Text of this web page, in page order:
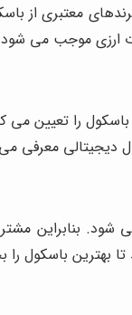
معتبری
ارزی موجب می
را تعیین می
دیجیتالی معرفی
بنابراین
بهترین باسکول را